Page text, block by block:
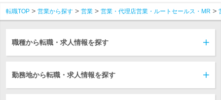
転職TOP 営業から探す 営業 営業・代理店営業・ルートセールス・MR
職種から転職・求人情報を探す
勤務地から転職・求人情報を探す